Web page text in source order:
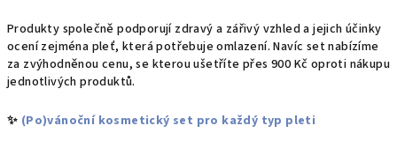
Produkty společně podporují zdravý a zářivý vzhled a jejich účinky
ocení zejména pleť, která potřebuje omlazení. Navíc set nabízíme
za zvýhodněnou cenu, se kterou ušetříte přes 900 Kč oproti nákupu
jednotlivých produktů.
✨ (Po)vánoční kosmetický set pro každý typ pleti